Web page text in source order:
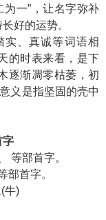
为一”，让名字弥补
好的运势。
实、真诚等词语相
的时表来看，是下
逐渐凋零枯萎，初
义是指坚固的壳中
字
等部首字。
部首字。
牛)